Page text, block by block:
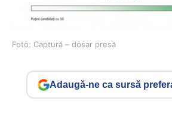
Foto: Captură – dosar presă
Adaugă-ne ca sursă